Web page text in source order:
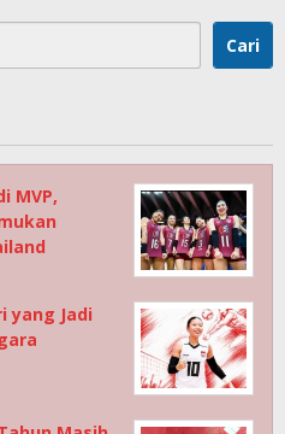
Cari
MVP,
yang Jadi